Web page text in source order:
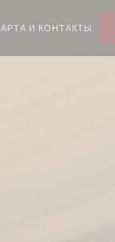
И КОНТАКТЫ